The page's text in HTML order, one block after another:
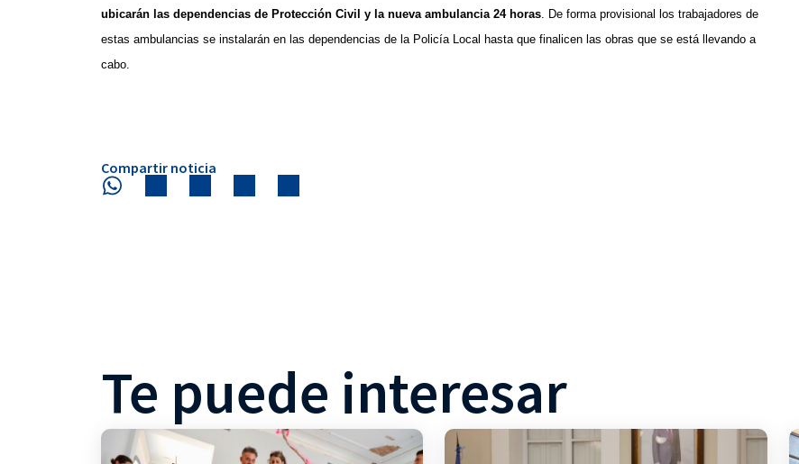
ubicarán las dependencias de Protección Civil y la nueva ambulancia 24 horas . De forma provisional los trabajadores de
estas ambulancias se instalarán en las dependencias de la Policía Local hasta que finalicen las obras que se está llevando a
cabo.
Compartir noticia
Te puede interesar